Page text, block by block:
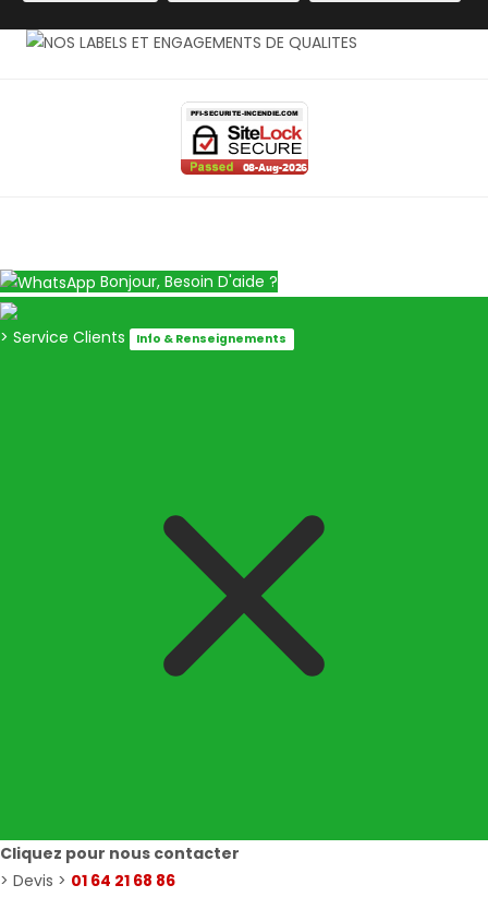
Bonjour, Besoin D'aide ?
> Service Clients Info & Renseignements
Cliquez pour nous contacter
> Devis > 01 64 21 68 86